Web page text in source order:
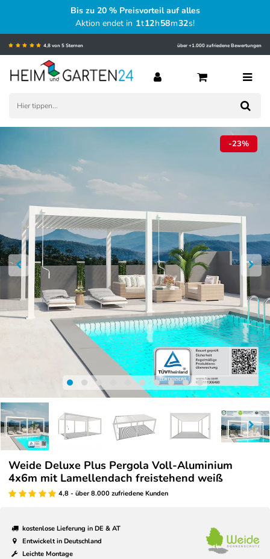
Bis zu 20 % Preisvorteil auf alles
Aktion endet in 1t12h58m31s!
4,8 von 5 Sternen über +1.000 zufriedene Bewertungen
-23%
Weide Deluxe Plus Pergola Voll-Aluminium
4x6m mit Lamellendach freistehend weiß
4,8 - über 8.000 zufriedene Kunden
kostenlose Lieferung in DE & AT
Entwickelt in Deutschland
Leichte Montage